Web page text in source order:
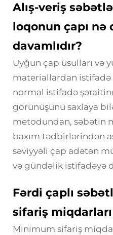
Alış-veriş
loqonun çapı nə
davamlıdır?
Uyğun çap üsulları və
materiallardan istifadə
normal istifadə
görünüşünü saxlaya
metodundan, səbətin
baxım tədbirlərindən
səviyyəli çap adətən
və gündəlik istifadəyə
Fərdi çaplı
sifariş
Minimum sifariş